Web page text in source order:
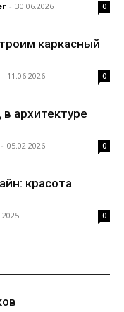
- 30.06.2026 0
каркасный
- 11.06.2026 0
архитектуре
- 05.02.2026 0
красота
0